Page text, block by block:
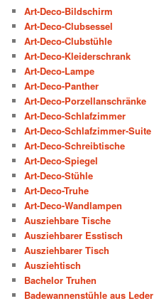
Art-Deco-Bildschirm
Art-Deco-Clubsessel
Art-Deco-Clubstühle
Art-Deco-Kleiderschrank
Art-Deco-Lampe
Art-Deco-Panther
Art-Deco-Porzellanschränke
Art-Deco-Schlafzimmer
Art-Deco-Schlafzimmer-Suite
Art-Deco-Schreibtische
Art-Deco-Spiegel
Art-Deco-Stühle
Art-Deco-Truhe
Art-Deco-Wandlampen
Ausziehbare Tische
Ausziehbarer Esstisch
Ausziehbarer Tisch
Ausziehtisch
Bachelor Truhen
Badewannenstühle aus Leder